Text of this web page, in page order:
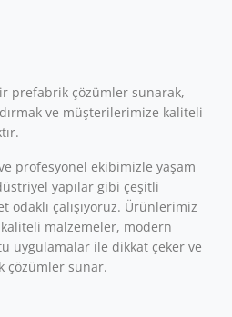
prefabrik çözümler sunarak,
ve müşterilerimize kaliteli
profesyonel ekibimizle yaşam
yapılar gibi çeşitli
çalışıyoruz. Ürünlerimiz
malzemeler, modern
uygulamalar ile dikkat çeker ve
çözümler sunar.